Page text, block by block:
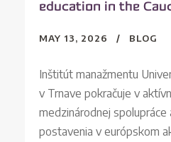
education in the
MAY 13, 2026 BLOG
Inštitút manažmentu
v Trnave pokračuje v
medzinárodnej spolupráce
postavenia v európskom